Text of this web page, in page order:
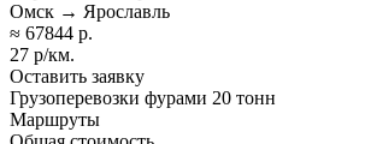
Омск → Ярославль
≈ 67844 р.
27 р/км.
Оставить заявку
Грузоперевозки фурами 20 тонн
Маршруты